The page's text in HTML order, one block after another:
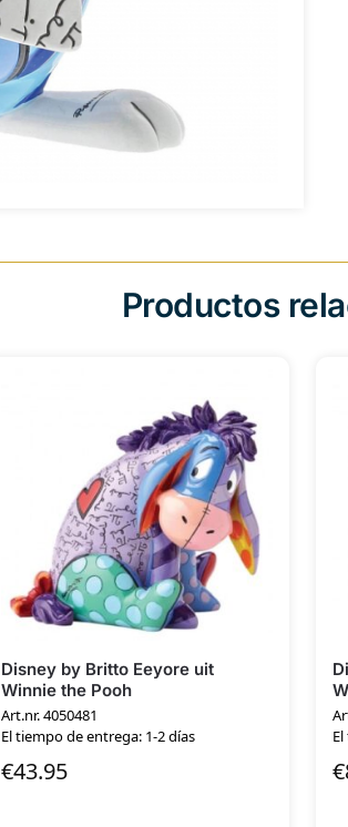
Productos
Disney by Britto Eeyore uit
Winnie the Pooh
Art.nr. 4050481
El tiempo de entrega: 1-2 días
€43.95 €